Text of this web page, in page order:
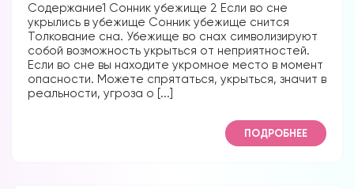
Содержание1 Сонник убежище 2 Если во сне
укрылись в убежище Сонник убежище снится
Толкование сна. Убежище во снах символизируют
собой возможность укрыться от неприятностей.
Если во сне вы находите укромное место в момент
опасности. Можете спрятаться, укрыться, значит в
реальности, угроза о [...]
ПОДРОБНЕЕ
Форум на сайте